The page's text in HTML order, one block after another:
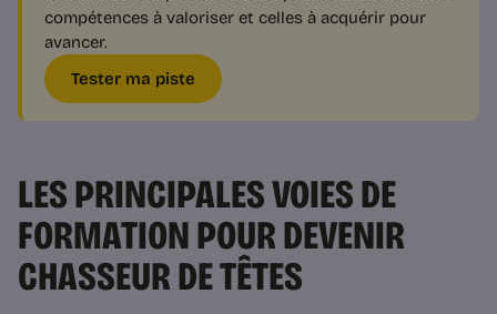
compétences à valoriser et celles à acquérir pour
avancer.
Tester ma piste
LES PRINCIPALES VOIES DE
FORMATION POUR DEVENIR
CHASSEUR DE TÊTES